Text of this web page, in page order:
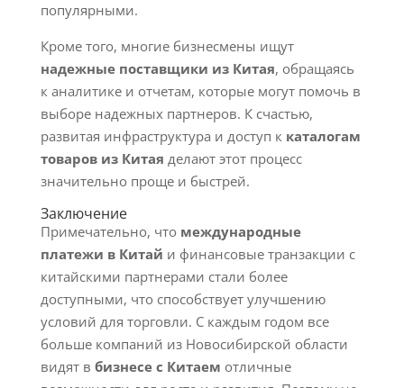
популярными.
Кроме того, многие бизнесмены ищут
надежные поставщики из Китая, обращаясь
к аналитике и отчетам, которые могут помочь в
выборе надежных партнеров. К счастью,
развитая инфраструктура и доступ к каталогам
товаров из Китая делают этот процесс
значительно проще и быстрей.
Заключение
Примечательно, что международные
платежи в Китай и финансовые транзакции с
китайскими партнерами стали более
доступными, что способствует улучшению
условий для торговли. С каждым годом все
больше компаний из Новосибирской области
видят в бизнесе с Китаем отличные